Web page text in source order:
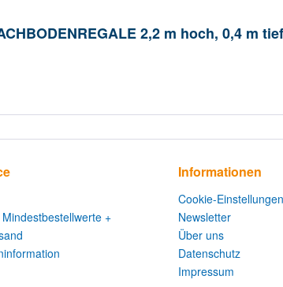
2,2 m hoch, 0,4 m
+
Informationen
Cookie-Einstellungen
Newsletter
Über uns
Datenschutz
Impressum